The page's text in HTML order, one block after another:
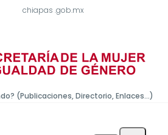
chiapas .gob.mx
(Publicaciones, Directorio, Enlaces...)